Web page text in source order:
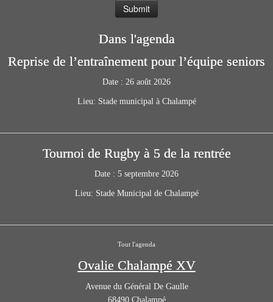
Dans l'agenda
Reprise de l’entraînement pour l’équipe seniors
Date : 26 août 2026
Lieu: Stade municipal à Chalampé
Tournoi de Rugby à 5 de la rentrée
Date : 5 septembre 2026
Lieu: Stade Municipal de Chalampé
Tout l'agenda
Ovalie Chalampé XV
Avenue du Général De Gaulle
68490 Chalampé